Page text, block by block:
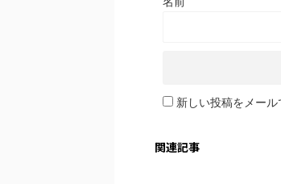
新しい投稿をメール
関連記事